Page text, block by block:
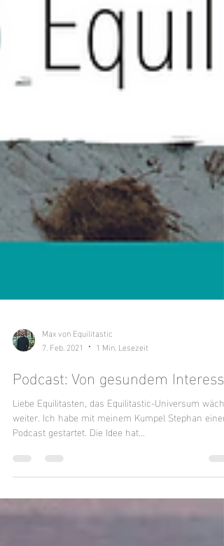
Max von Equilitastic
1 Min. Lesezeit
Podcast: Von gesundem Interesse
weiter. Ich habe mit meinem Kumpel Stephan einen
Podcast gestartet. Die Idee hat...